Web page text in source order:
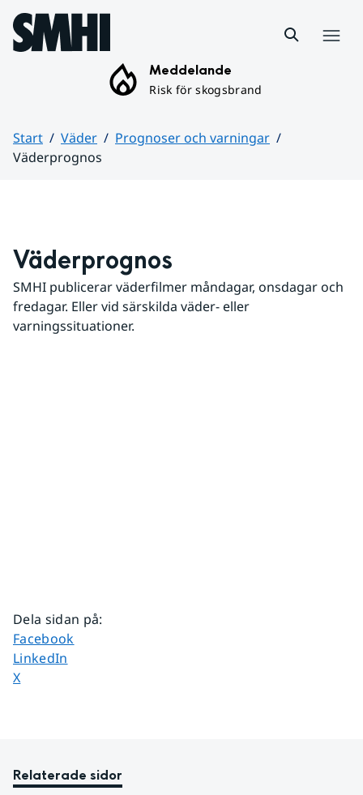
Hoppa till sidans innehåll
Meddelande
Risk för skogsbrand
Start Väder
Prognoser och varningar
Väderprognos
Väderprognos
SMHI publicerar väderfilmer måndagar, onsdagar och
fredagar. Eller vid särskilda väder- eller
varningssituationer.
Dela sidan på:
Dela sidan på
Facebook
Dela sidan på
LinkedIn
Dela sidan på
X
Relaterade sidor